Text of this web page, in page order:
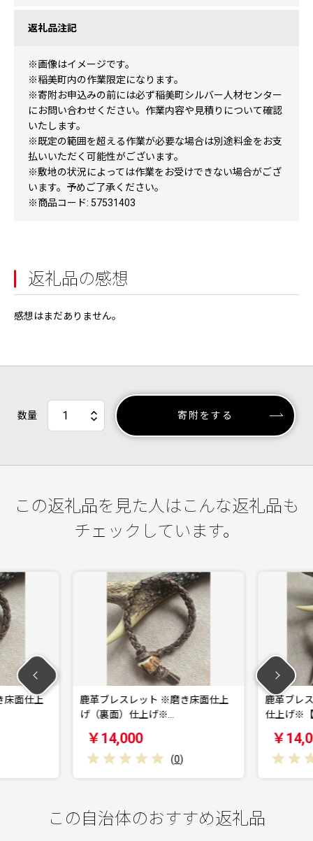
返礼品注記
※画像はイメージです。
※稲美町内の作業限定になります。
※寄附お申込みの前には必ず稲美町シルバー人材センター
にお問い合わせください。作業内容や見積りについて確認
いたします。
※既定の範囲を超える作業が必要な場合は別途料金をお支
払いいただく可能性がございます。
※敷地の状況によっては作業をお受けできない場合がござ
います。予めご了承ください。
※商品コード: 57531403
返礼品の感想
感想はまだありません。
数量 寄附をする
この返礼品を見た人はこんな返礼品も
チェックしています。
面仕上
鹿革ブレスレット ※磨き床面仕上
げ（裏面）仕上げ※…
￥14,000
(0)
鹿革ブレ
仕上げ※
￥
この自治体のおすすめ返礼品